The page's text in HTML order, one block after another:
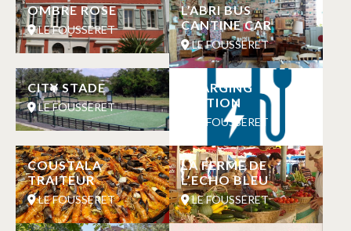
OMBRE ROSE
LE FOUSSERET
L’ABRI BUS
CANTINE CAR
LE FOUSSERET
CITY STADE
LE FOUSSERET
CHARGING
STATION
LE FOUSSERET
COUSTALA
TRAITEUR
LE FOUSSERET
LA FERME DE
L’ECHO BLEU
LE FOUSSERET